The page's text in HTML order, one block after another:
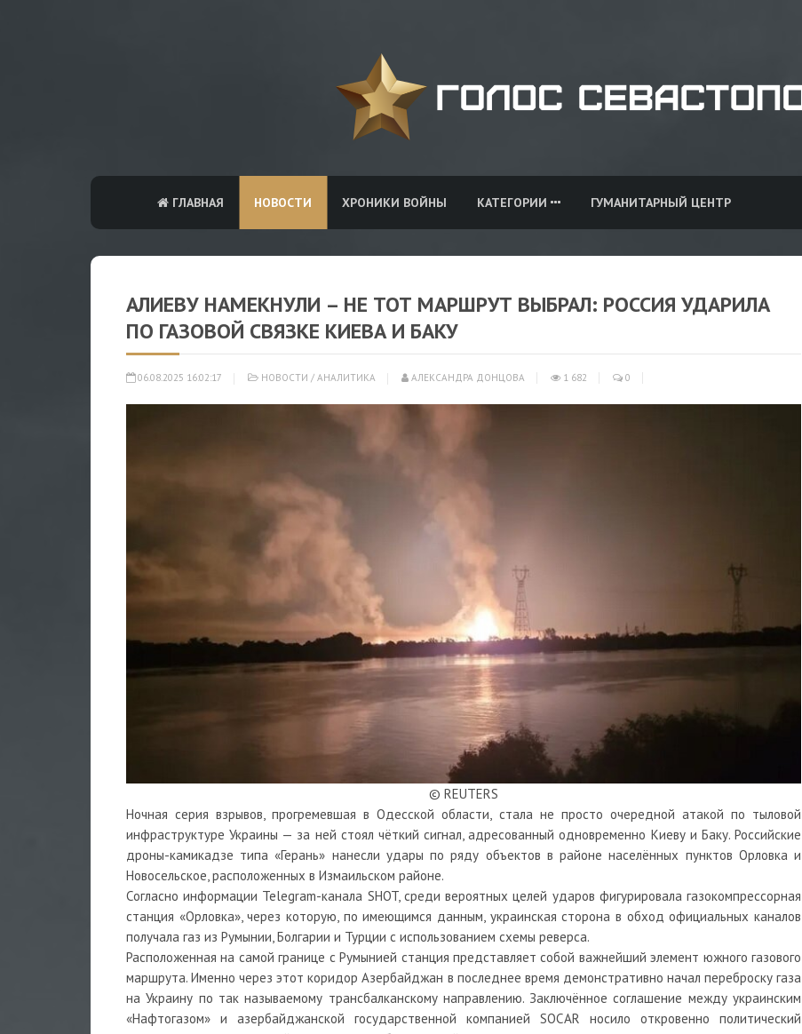
ГЛАВНАЯ НОВОСТИ ХРОНИКИ ВОЙНЫ КАТЕГОРИИ ГУМАНИТАРНЫЙ ЦЕНТР
АЛИЕВУ НАМЕКНУЛИ – НЕ ТОТ МАРШРУТ ВЫБРАЛ: РОССИЯ УДАРИЛА
ПО ГАЗОВОЙ СВЯЗКЕ КИЕВА И БАКУ
06.08.2025 16:02:17 НОВОСТИ / АНАЛИТИКА АЛЕКСАНДРА ДОНЦОВА 1 682 0
© REUTERS
Ночная серия взрывов, прогремевшая в Одесской области, стала не просто очередной атакой по тыловой
инфраструктуре Украины — за ней стоял чёткий сигнал, адресованный одновременно Киеву и Баку. Российские
дроны-камикадзе типа «Герань» нанесли удары по ряду объектов в районе населённых пунктов Орловка и
Новосельское, расположенных в Измаильском районе.
Согласно информации Telegram-канала SHOT, среди вероятных целей ударов фигурировала газокомпрессорная
станция «Орловка», через которую, по имеющимся данным, украинская сторона в обход официальных каналов
получала газ из Румынии, Болгарии и Турции с использованием схемы реверса.
Расположенная на самой границе с Румынией станция представляет собой важнейший элемент южного газового
маршрута. Именно через этот коридор Азербайджан в последнее время демонстративно начал переброску газа
на Украину по так называемому трансбалканскому направлению. Заключённое соглашение между украинским
«Нафтогазом» и азербайджанской государственной компанией SOCAR носило откровенно политический